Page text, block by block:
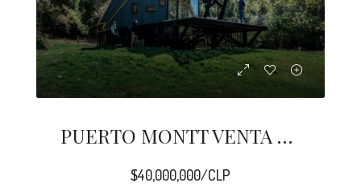
PUERTO MONTT VENTA CASAS AUTO SUSTENTABLES EN CHILE
$40,000,000/CLP